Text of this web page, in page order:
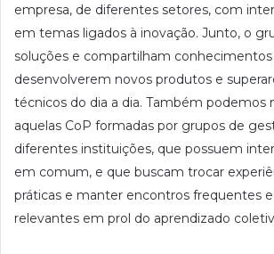
empresa, de diferentes setores, com
em temas ligados à inovação. Junto, o
soluções e compartilham conhecimentos
desenvolverem novos produtos e
técnicos do dia a dia. Também podemos
aquelas CoP formadas por grupos de
diferentes instituições, que possuem
em comum, e que buscam trocar
práticas e manter encontros frequentes
relevantes em prol do aprendizado